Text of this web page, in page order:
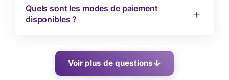
Quels sont les modes de paiement
disponibles ?
Voir plus de questions